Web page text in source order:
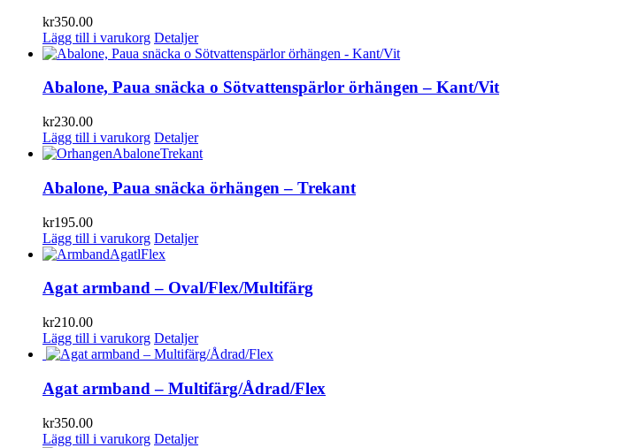
kr350.00
Lägg till i varukorg Detaljer
Abalone, Paua snäcka o Sötvattenspärlor örhängen – Kant/Vit
kr230.00
Lägg till i varukorg Detaljer
Abalone, Paua snäcka örhängen – Trekant
kr195.00
Lägg till i varukorg Detaljer
Agat armband – Oval/Flex/Multifärg
kr210.00
Lägg till i varukorg Detaljer
Agat armband – Multifärg/Ådrad/Flex
kr350.00
Lägg till i varukorg Detaljer